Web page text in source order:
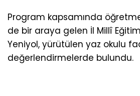
Program kapsamında
de bir araya gelen İl Millî
Yeniyol, yürütülen yaz okulu
değerlendirmelerde bulundu.